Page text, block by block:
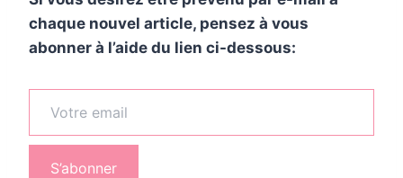
chaque nouvel article, pensez à vous
abonner à l’aide du lien ci-dessous:
Votre email
S’abonner